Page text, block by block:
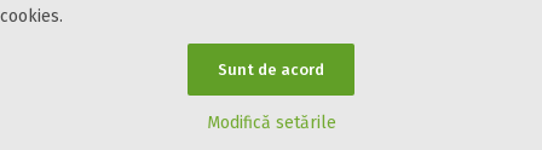
cookies.
Sunt de acord
Modifică setările
Acces persoane cu dizabilități